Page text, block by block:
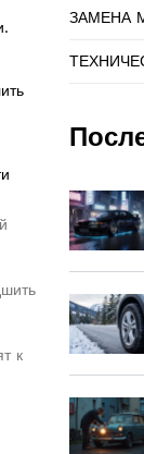
к
ЗАМЕНА